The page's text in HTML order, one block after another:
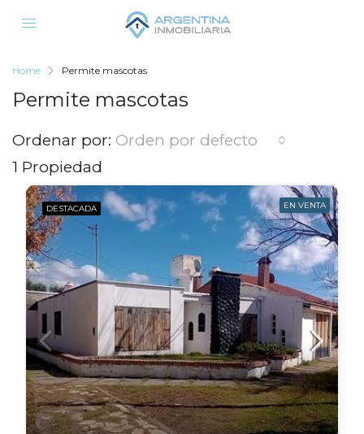
Home Permite mascotas
Permite mascotas
1 Propiedad
Ordenar por: Orden por defecto
DESTACADA EN VENTA